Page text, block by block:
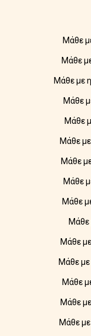
Μάθε
Μάθε
Μάθε με
Μάθε
Μάθε
Μάθε με
Μάθε
Μάθε
Μάθε
Μάθε
Μάθε
Μάθε με
Μάθε
Μάθε
Μάθε